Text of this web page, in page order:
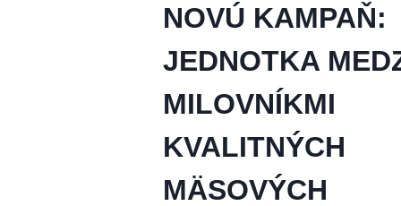
NOVÚ KAMPAŇ:
JEDNOTKA
MILOVNÍKMI
KVALITNÝCH
MÄSOVÝCH